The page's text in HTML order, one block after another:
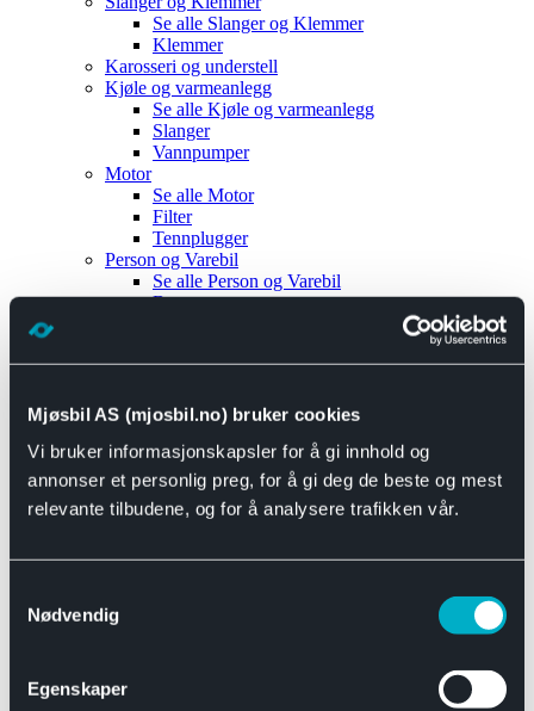
Mjøsbil AS (mjosbil.no) bruker cookies
Vi bruker informasjonskapsler for å gi innhold og
annonser et personlig preg, for å gi deg de beste og mest
relevante tilbudene, og for å analysere trafikken vår.
Nødvendig
Egenskaper
Se alle Slanger og Klemmer
Klemmer
Karosseri og understell
Kjøle og varmeanlegg
Se alle Kjøle og varmeanlegg
Slanger
Vannpumper
Motor
Se alle Motor
Filter
Tennplugger
Person og Varebil
Se alle Person og Varebil
Brems
Motor og drivverk
Se alle Universal
Bremsedeler
Se alle Bremsedeler
Bremsenippler
Drivline og motor
Se alle Drivline og motor
Eksosanlegg